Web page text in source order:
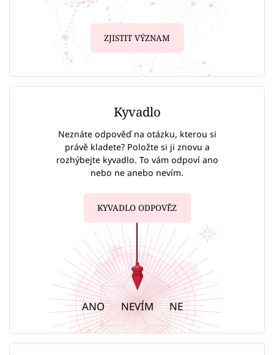
ZJISTIT VÝZNAM
Kyvadlo
Neznáte odpověď na otázku, kterou si
právě kladete? Položte si ji znovu a
rozhýbejte kyvadlo. To vám odpoví ano
nebo ne anebo nevím.
KYVADLO ODPOVĚZ
ANO NEVÍM NE